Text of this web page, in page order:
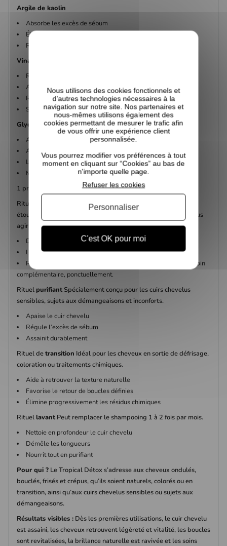
Argile de kaolin
Absorbe les excès de sébum
Élimine les toxines et impuretés
Respecte les cuirs chevelus sensibles
Vinaigre d’hibiscus
Referme les écailles du cheveu
Apporte brillance et légèreté
Rééquilibre le pH du cuir chevelu
Sublime la définition naturelle
Glycérinevégétale & siropd’agave
Actifs humectants puissants
Attirent et retiennent l’hydratation
Luttent contre la sécheresse
Maintiennent la souplesse naturelle des cheveux
1 produit – 4 rituels capillaires
Rituel
Élimine toutes les impuretés accumulées qui
étouffent le cheveu. Idéal lorsque les produits ne semblent plus
agir efficacement.
Détoxifie en profondeur
Libère la fibre capillaire
Redonne légèreté et rebond Utilisation recommandée : en soin
complémentaire, ponctuellement.
RituelpurifiantSpécialement conçu pour les cuirs chevelus
sensibles, sujets aux démangeaisons et inconforts.
Apaise le cuir chevelu
Régule l’excès de sébum
Assainit durablement
Rituel detransition Idéal pour les cheveux en sortie de défrisage,
coloration ou traitements chimiques.
Aide à retrouver la texture naturelle
Favorise le retour de boucles définies
Élimine progressivement les résidus chimiques
Rituellavant Peut remplacer le shampooing 1 à 2 fois par mois.
Nettoie en profondeur le cuir chevelu
Démêle les longueurs
Nourrit tout en purifiant
Pour qui ? Le Tropical Détox s’adresse aux cheveux ondulés,
bouclés, frisés et crépus, qu’ils soient naturels, colorés ou en
transition, ainsi qu’aux cuirs chevelus sensibles ou sujets aux
démangeaisons.
Résultats visibles : Dès les premières utilisations, le cuir chevelu
est assaini, les cheveux retrouvent légèreté et vitalité, les boucles
sont revitalisées, la brillance naturelle est ravivée et les soins
Nous utilisons des cookies fonctionnels et
d’autres technologies nécessaires à la
navigation sur notre site. Nos partenaires et
nous-mêmes utilisons également des
cookies permettant de mesurer le trafic afin
de vous offrir une expérience client
personnalisée.
Vous pourrez modifier vos préférences à tout
moment en cliquant sur “Cookies” au bas de
n'importe quelle page.
C'est OK pour moi
Refuser les cookies
Personnaliser